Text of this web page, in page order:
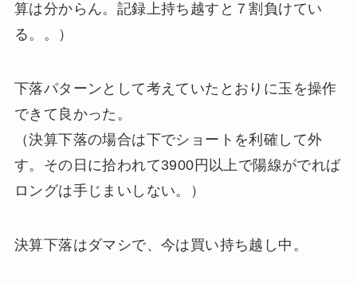
算は分からん。記録上持ち越すと７割負けてい
る。。）
下落パターンとして考えていたとおりに玉を操作
できて良かった。
（決算下落の場合は下でショートを利確して外
す。その日に拾われて3900円以上で陽線がでれば
ロングは手じまいしない。）
決算下落はダマシで、今は買い持ち越し中。